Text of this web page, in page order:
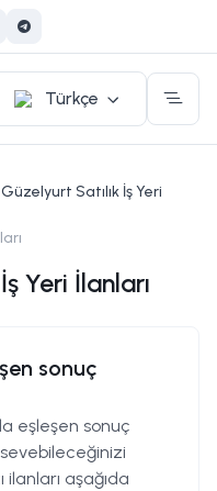
Türkçe
Güzelyurt Satılık İş Yeri
Yeri İlanları
sonuç
eşleşen sonuç
aşağıda